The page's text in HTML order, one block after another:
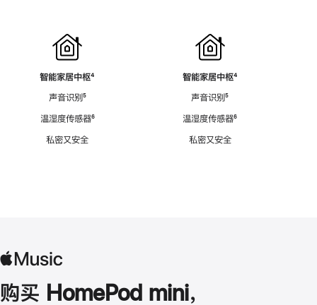
智能家居中枢脚
⁴
声音识别脚
⁵
温湿度传感器脚
⁶
私密又安全
智能家居中枢脚
⁴
声音识别脚
⁵
温湿度传感器脚
⁶
私密又安全
购买 HomePod mini，